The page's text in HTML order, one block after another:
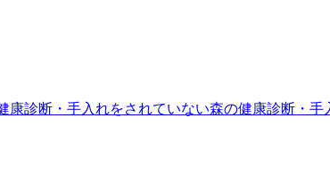
診断・手入れをされていない森の健康診断・